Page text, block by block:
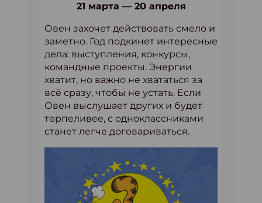
21 марта — 20 апреля
Овен захочет действовать смело и
заметно. Год подкинет интересные
дела: выступления, конкурсы,
командные проекты. Энергии
хватит, но важно не хвататься за
всё сразу, чтобы не устать. Если
Овен выслушает других и будет
терпеливее, с одноклассниками
станет легче договариваться.